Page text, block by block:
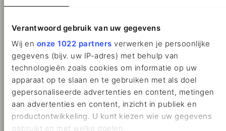
Verantwoord gebruik van uw gegevens
Wij en onze 1022 partners verwerken je persoonlijke
gegevens (bijv. uw IP-adres) met behulp van
technologieën zoals cookies om informatie op uw
apparaat op te slaan en te gebruiken met als doel
gepersonaliseerde advertenties en content, metingen
aan advertenties en content, inzicht in publiek en
productontwikkeling. U kunt kiezen wie uw gegevens
gebruikt en met welke doelen.
Combinatie van nieuwe
functie en moederschap
Marijn is dankbaar dat ze haar rol als moeder kan
combineren met haar werk bij KWEEKERS. “Het
vinden van een goede werk-privé balans was een